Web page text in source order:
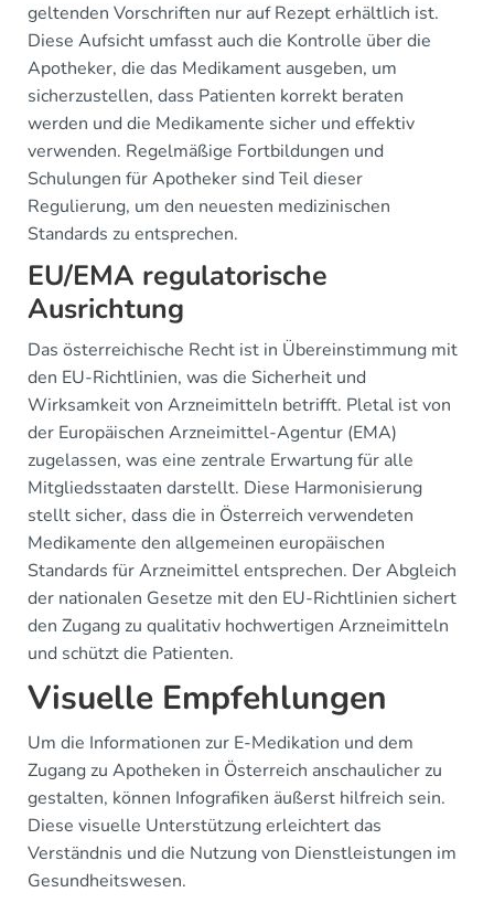
geltenden Vorschriften nur auf Rezept erhältlich ist.
Diese Aufsicht umfasst auch die Kontrolle über die
Apotheker, die das Medikament ausgeben, um
sicherzustellen, dass Patienten korrekt beraten
werden und die Medikamente sicher und effektiv
verwenden. Regelmäßige Fortbildungen und
Schulungen für Apotheker sind Teil dieser
Regulierung, um den neuesten medizinischen
Standards zu entsprechen.
EU/EMA regulatorische
Ausrichtung
Das österreichische Recht ist in Übereinstimmung mit
den EU-Richtlinien, was die Sicherheit und
Wirksamkeit von Arzneimitteln betrifft. Pletal ist von
der Europäischen Arzneimittel-Agentur (EMA)
zugelassen, was eine zentrale Erwartung für alle
Mitgliedsstaaten darstellt. Diese Harmonisierung
stellt sicher, dass die in Österreich verwendeten
Medikamente den allgemeinen europäischen
Standards für Arzneimittel entsprechen. Der Abgleich
der nationalen Gesetze mit den EU-Richtlinien sichert
den Zugang zu qualitativ hochwertigen Arzneimitteln
und schützt die Patienten.
Visuelle Empfehlungen
Um die Informationen zur E-Medikation und dem
Zugang zu Apotheken in Österreich anschaulicher zu
gestalten, können Infografiken äußerst hilfreich sein.
Diese visuelle Unterstützung erleichtert das
Verständnis und die Nutzung von Dienstleistungen im
Gesundheitswesen.